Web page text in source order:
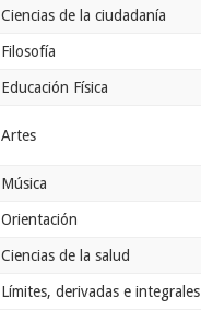
Ciencias de la ciudadanía
Filosofía
Educación Física
Artes
Música
Orientación
Ciencias de la salud
Límites, derivadas e integrales